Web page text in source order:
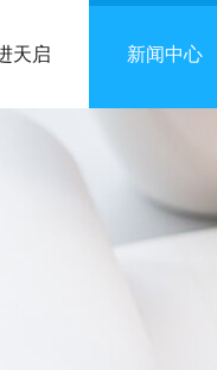
天启 新闻中心